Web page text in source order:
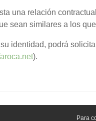
Para
una relación
sean similares a los
identidad, podrá
).